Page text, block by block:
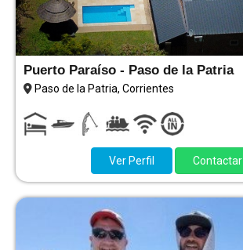
Puerto Paraíso - Paso de la Patria
Paso de la Patria, Corrientes
Ver Perfil Contactar